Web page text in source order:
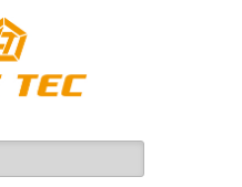
長輝LITETEC